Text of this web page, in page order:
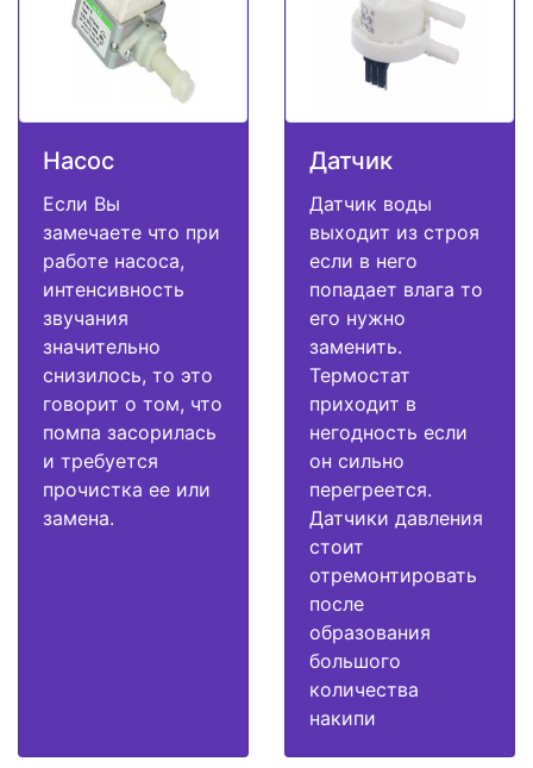
Насос
Если Вы
замечаете что при
работе насоса,
интенсивность
звучания
значительно
снизилось, то это
говорит о том, что
помпа засорилась
и требуется
прочистка ее или
замена.
Датчик
Датчик воды
выходит из строя
если в него
попадает влага то
его нужно
заменить.
Термостат
приходит в
негодность если
он сильно
перегреется.
Датчики давления
стоит
отремонтировать
после
образования
большого
количества
накипи